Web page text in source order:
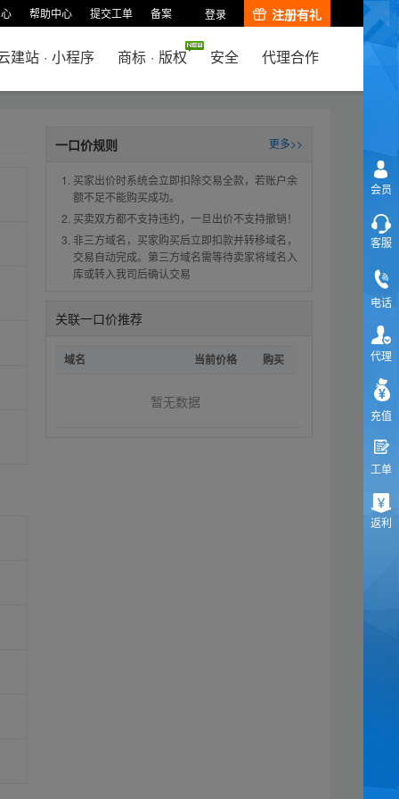
帮助中心 提交工单 备案 登录 注册有礼
建站 · 小程序 商标 · 版权 安全 代理合作
一口价规则 更多>>
买家出价时系统会立即扣除交易全款，若账户余
额不足不能购买成功。
买卖双方都不支持违约，一旦出价不支持撤销！
非三方域名，买家购买后立即扣款并转移域名，
交易自动完成。第三方域名需等待卖家将域名入
库或转入我司后确认交易
关联一口价推荐
域名 当前价格 购买
暂无数据
会员
客服
电话
代理
充值
工单
返利